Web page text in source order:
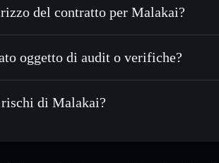
di Solflare
delle tue chiavi private
del contratto per Malakai?
Malakai
oggetto di audit o verifiche?
non è verificato
di Malakai?